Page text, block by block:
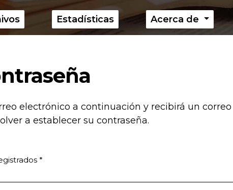
Estadísticas Acerca de
electrónico a continuación y recibirá un correo
a establecer su contraseña.
*